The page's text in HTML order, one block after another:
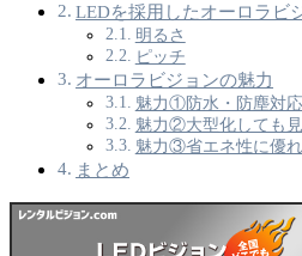
LEDを採用したオーロラビ
明るさ
ピッチ
オーロラビジョンの魅力
魅力①防水・防塵対
魅力②大型化しても
魅力③省エネ性に優
まとめ